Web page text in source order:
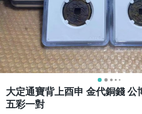
大定通寶背上酉申 金代銅錢 公
五彩一對